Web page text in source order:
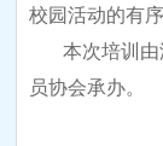
校园活动的有
本次培训
员协会承办。